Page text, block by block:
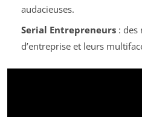
audacieuses.
Serial Entrepreneurs: des
d’entreprise et leurs